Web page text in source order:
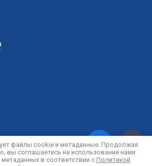
файлы cookie и метаданные. Продолжая
вы соглашаетесь на использование нами
в соответствии с Политикой